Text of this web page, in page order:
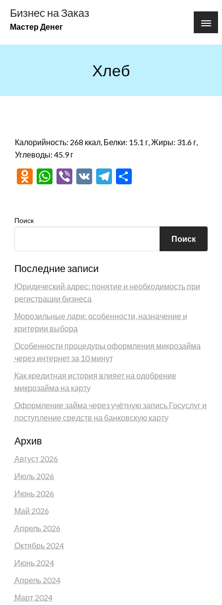
содержимому
Бизнес на Заказ
Мастер Денег
Хлеб
Калорийность: 268 ккал, Белки: 15.1 г, Жиры: 31.6 г,
Углеводы: 45.9 г
Odnoklassniki
WhatsApp
Viber
VK Telegram
Поиск
Поиск
Последние записи
Юридический адрес: понятие и необходимость при
регистрации бизнеса
Морозильные лари: особенности, назначение и
критерии выбора
Особенности процедуры оформления микрозайма
через интернет за 10 минут
Как кредитная история влияет на одобрение
микрозайма на карту
Оформление займа через учётную запись Госуслуг и
поступление средств на банковскую карту
Архив
Август 2026
Июль 2026
Июнь 2026
Май 2026
Апрель 2026
Октябрь 2024
Июнь 2024
Апрель 2024
Март 2024